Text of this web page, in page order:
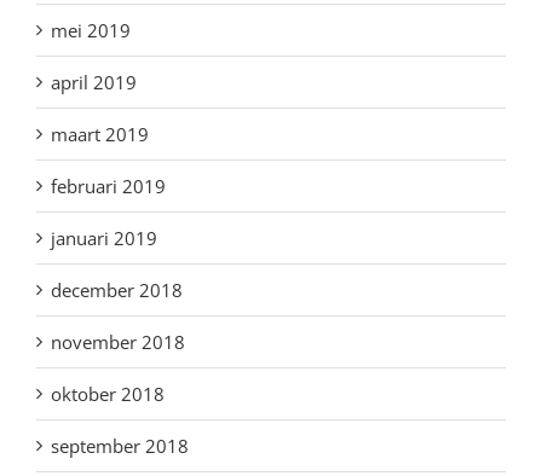
mei 2019
april 2019
maart 2019
februari 2019
januari 2019
december 2018
november 2018
oktober 2018
september 2018